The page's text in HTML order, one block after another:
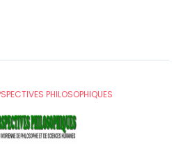
PHILOSOPHIQUES